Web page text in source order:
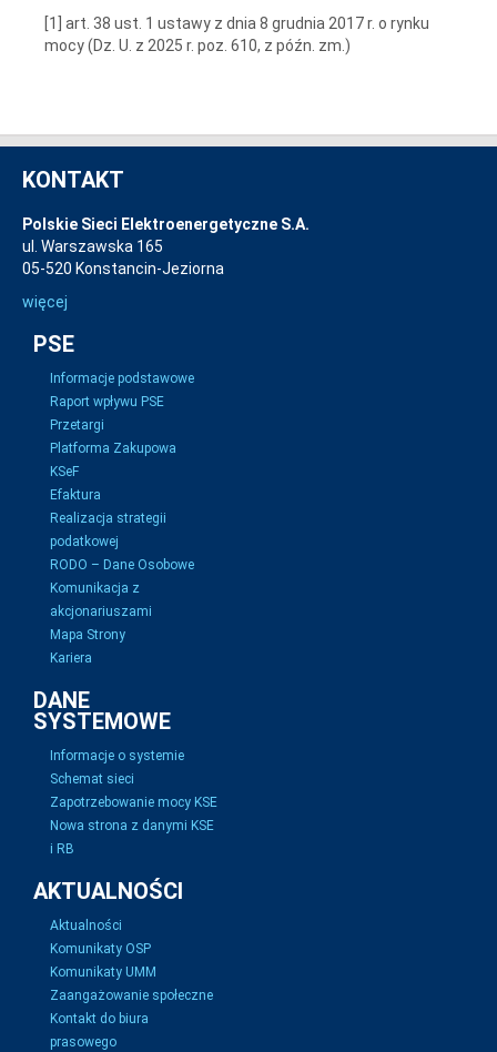
[1] art. 38 ust. 1 ustawy z dnia 8 grudnia 2017 r. o rynku
mocy (Dz. U. z 2025 r. poz. 610, z późn. zm.)
KONTAKT
Polskie Sieci Elektroenergetyczne S.A.
ul. Warszawska 165
05-520 Konstancin-Jeziorna
więcej
PSE
Informacje podstawowe
Raport wpływu PSE
Przetargi
Platforma Zakupowa
KSeF
Efaktura
Realizacja strategii
podatkowej
RODO – Dane Osobowe
Komunikacja z
akcjonariuszami
Mapa Strony
Kariera
DANE
SYSTEMOWE
Informacje o systemie
Schemat sieci
Zapotrzebowanie mocy KSE
Nowa strona z danymi KSE
i RB
AKTUALNOŚCI
Aktualności
Komunikaty OSP
Komunikaty UMM
Zaangażowanie społeczne
Kontakt do biura
prasowego